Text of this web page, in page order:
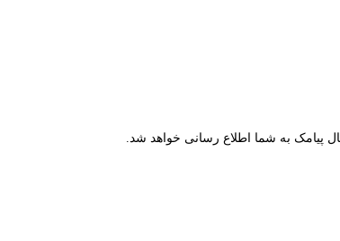
پیامک به شما اطلاع رسانی خواهد شد.